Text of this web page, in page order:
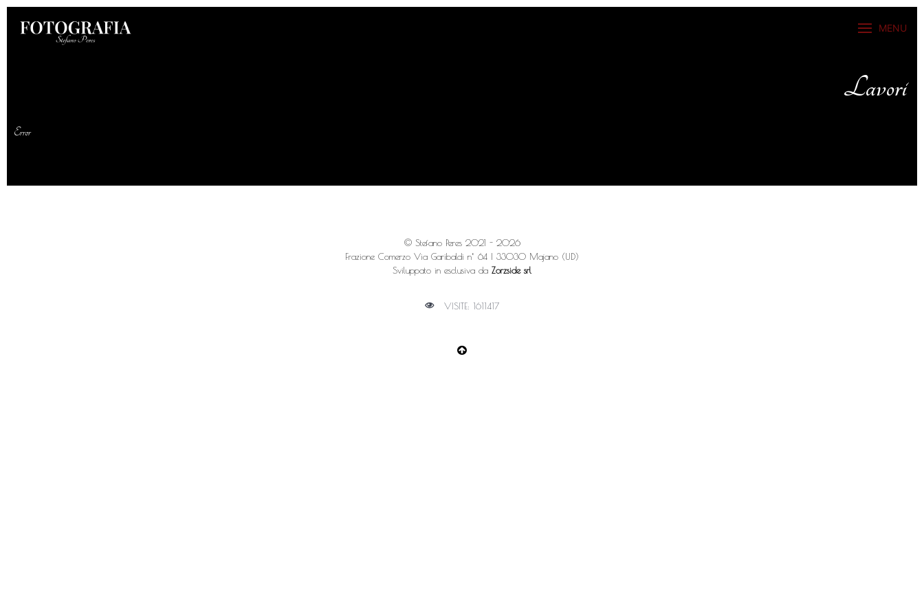
MENU
Lavori
Error
© Stefano Peres 2021 - 2026
Frazione Comerzo Via Garibaldi n° 64 | 33030 Majano (UD)
Sviluppato in esclusiva da Zorzside srl
VISITE: 1611417